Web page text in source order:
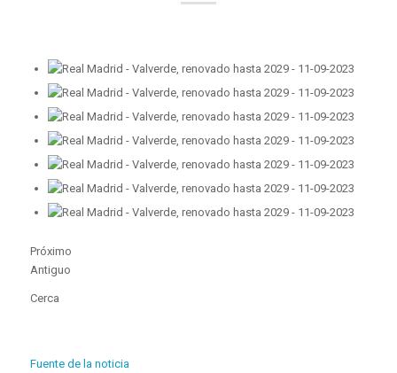
Próximo
Antiguo
Cerca
Fuente de la noticia